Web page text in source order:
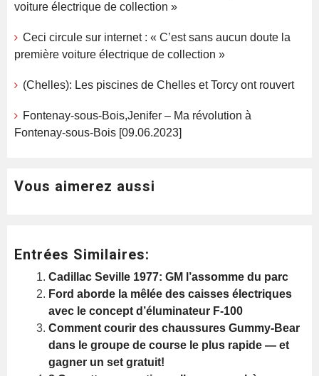
voiture électrique de collection »
Ceci circule sur internet : « C’est sans aucun doute la
première voiture électrique de collection »
(Chelles): Les piscines de Chelles et Torcy ont rouvert
Fontenay-sous-Bois,Jenifer – Ma révolution à
Fontenay-sous-Bois [09.06.2023]
Vous aimerez aussi
Entrées Similaires:
Cadillac Seville 1977: GM l’assomme du parc
Ford aborde la mêlée des caisses électriques
avec le concept d’éluminateur F-100
Comment courir des chaussures Gummy-Bear
dans le groupe de course le plus rapide — et
gagner un set gratuit!